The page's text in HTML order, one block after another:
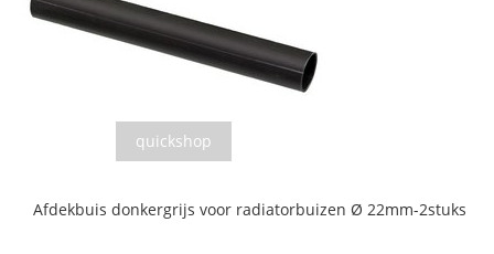
quickshop
Afdekbuis donkergrijs voor radiatorbuizen Ø 22mm-2stuks